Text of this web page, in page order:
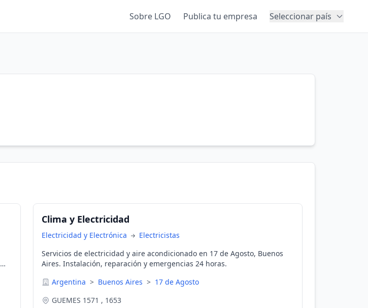
Sobre LGO Publica tu empresa Seleccionar país
Clima y Electricidad
Electricidad y Electrónica
Electricistas
Servicios de electricidad y aire acondicionado en 17 de Agosto, Buenos
Aires. Instalación, reparación y emergencias 24 horas.
Argentina > Buenos Aires > 17 de Agosto
GUEMES 1571 , 1653